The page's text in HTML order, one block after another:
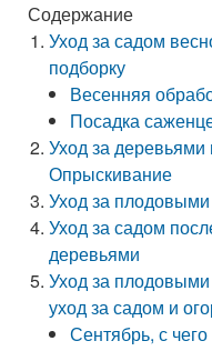
Содержание
Уход за садом
подборку
Весенняя
Посадка
Уход за деревьями
Опрыскивание
Уход за
Уход за садом
деревьями
Уход за
уход за садом и
Сентябрь, с чего